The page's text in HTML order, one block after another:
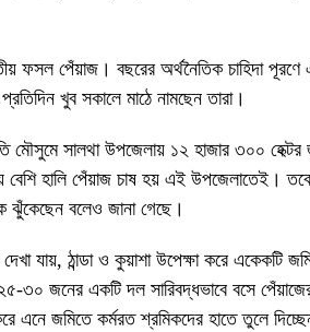
ফসল পেঁয়াজ। বছরের অর্থনৈতিক চাহিদা
খুব সকালে মাঠে নামছেন তারা।
সালথা উপজেলায় ১২ হাজার ৩০০ হেক্টর
বেশি হালি পেঁয়াজ চাষ হয় এই উপজেলাতেই।
ঝুঁকেছেন বলেও জানা গেছে।
যায়, ঠান্ডা ও কুয়াশা উপেক্ষা করে একেকটি
৩০ জনের একটি দল সারিবদ্ধভাবে বসে
এনে জমিতে কর্মরত শ্রমিকদের হাতে তুলে